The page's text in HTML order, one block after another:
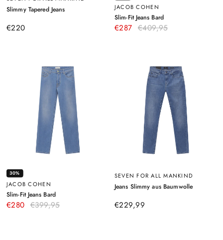
Slimmy Tapered Jeans–
€220
JACOB COHEN
Slim-Fit Jeans Bard–
Dunkelblau
€287 €409,95
30%
JACOB COHEN
Slim-Fit Jeans Bard–
Hellblau
€280 €399,95
SEVEN FOR ALL MANKIND
Jeans Slimmy aus Baumwolle–
€229,99